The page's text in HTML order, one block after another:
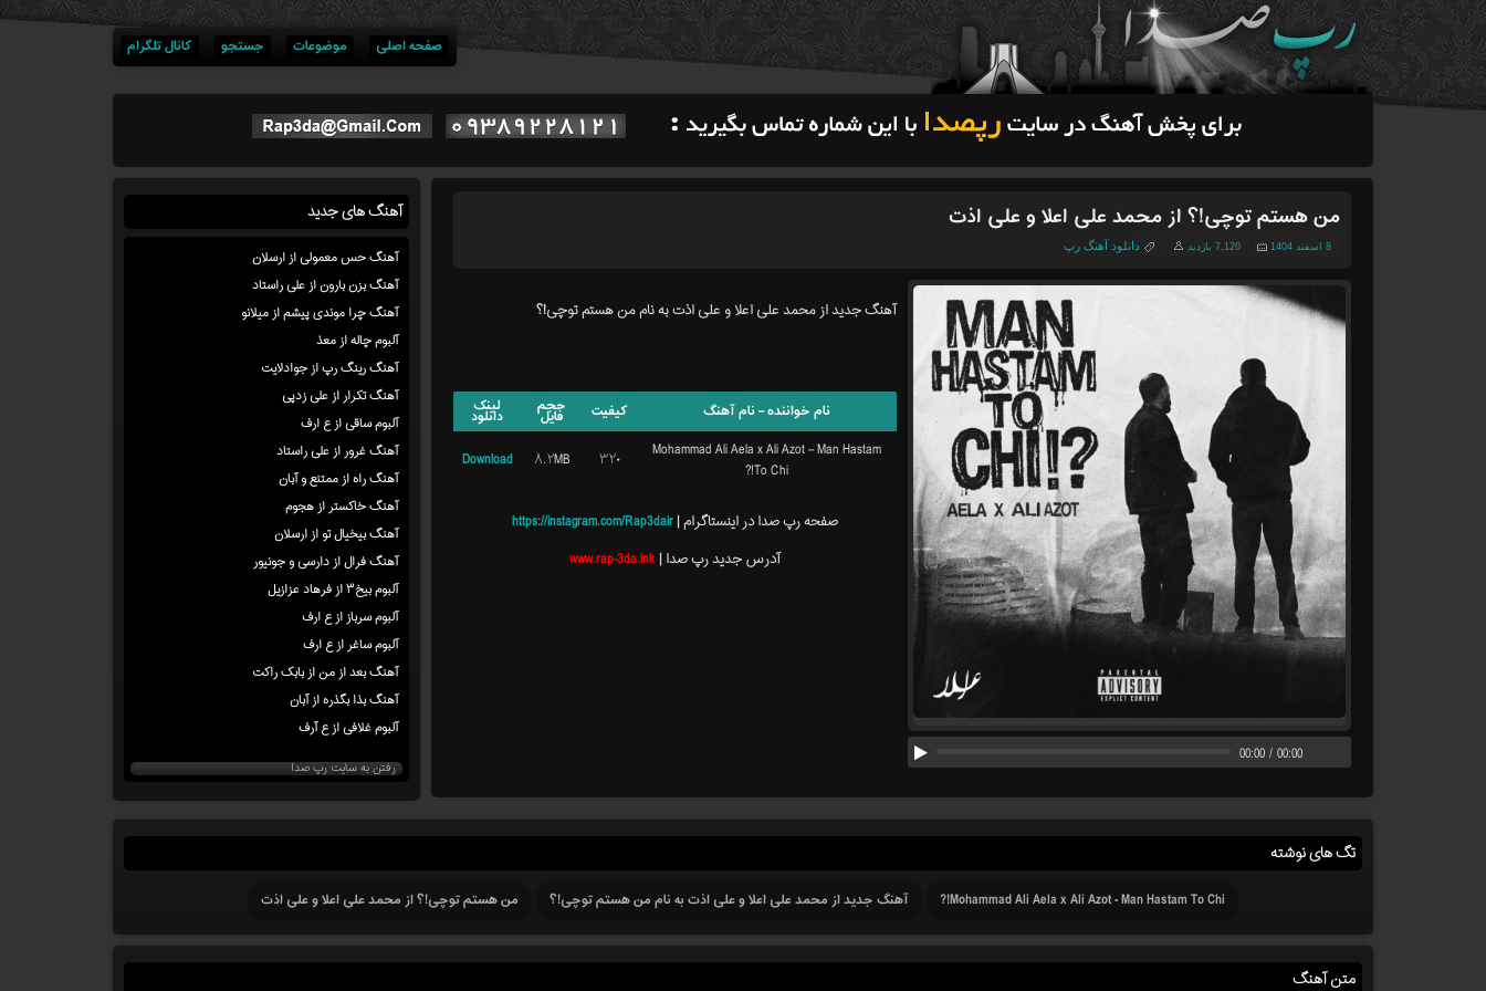
صفحه اصلی موضوعات جستجو کانال تلگرام
من هستم توچی!؟ از محمد علی اعلا و علی اذت
8 اسفند 1404 7,120 بازدید دانلود آهنگ رپ
00:00 / 00:00
آهنگ جدید از محمد علی اعلا و علی اذت به نام من هستم توچی!؟
نام خواننده – نام آهنگ کیفیت حجم
فایل لینک
دانلود
Mohammad Ali Aela x Ali Azot – Man Hastam
To Chi!?
۳۲۰ ۸.۲MB Download
صفحه رپ صدا در اینستاگرام |https://instagram.com/Rap3dair
آدرس جدید رپ صدا |www.rap-3da.ink
آهنگ های جدید
آهنگ حس معمولی از ارسلان
آهنگ بزن بارون از علی راستاد
آهنگ چرا موندی پیشم از میلانو
آلبوم چاله از معذ
آهنگ رینگ رپ از جوادلایت
آهنگ تکرار از علی زدپی
آلبوم ساقی از ع ارف
آهنگ غرور از علی راستاد
آهنگ راه از ممتنع و آبان
آهنگ خاکستر از هجوم
آهنگ بیخیال تو از ارسلان
آهنگ فرال از دارسی و جونیور
آلبوم بیخ۳ از فرهاد عزازیل
آلبوم سرباز از ع ارف
آلبوم ساغر از ع ارف
آهنگ بعد از من از بابک راکت
آهنگ بذا بگذره از آبان
آلبوم غلافی از ع آرف
رفتن به سایت رپ صدا
تگ های نوشته
Mohammad Ali Aela x Ali Azot - Man Hastam To Chi!? آهنگ جدید از محمد علی اعلا و علی اذت به نام من هستم توچی!؟ من هستم توچی!؟ از محمد علی اعلا و علی اذت
متن آهنگ